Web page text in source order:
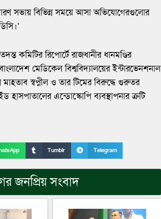
সভায় বিভিন্ন সময়ে আসা অভিযোগেরগুলোর
কমিটির রিপোর্টে রাজধানীর ধানমণ্ডির
মেডিকেল বিশ্ববিদ্যালয়ের ইন্টারভেনশনাল
স্বপ্নীল ও তার টিমের বিরুদ্ধে গুরুতর
হাসপাতালের এন্ডোস্কোপি ব্যবস্থাপনার ত্রুটি
Tumblr Telegram
জনপ্রিয় সংবাদ